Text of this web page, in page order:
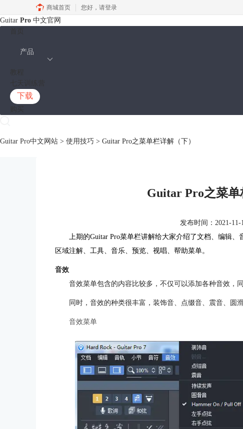
商城首页 您好， 请登录
Guitar Pro 中文官网
产品
下载
Guitar Pro中文网站 > 使用技巧 > Guitar Pro之菜单栏详解（下）
Guitar Pro之菜单
发布时间：2021-11-
上期的Guitar Pro菜单栏讲解给大家介绍了文档、编辑、
区域注解、工具、音乐、预览、视唱、帮助菜单。
音效
音效菜单包含的内容比较多，不仅可以添加各种音效，
同时，音效的种类很丰富，装饰音、点缀音、震音、圆
音效菜单